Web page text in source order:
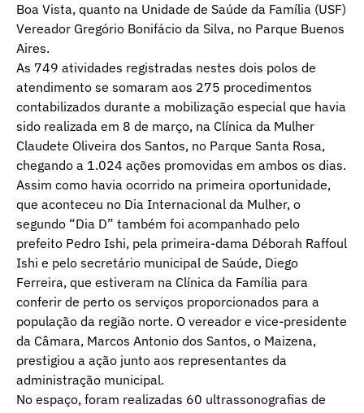
Boa Vista, quanto na Unidade de Saúde da Família (USF)
Vereador Gregório Bonifácio da Silva, no Parque Buenos
Aires.
As 749 atividades registradas nestes dois polos de
atendimento se somaram aos 275 procedimentos
contabilizados durante a mobilização especial que havia
sido realizada em 8 de março, na Clínica da Mulher
Claudete Oliveira dos Santos, no Parque Santa Rosa,
chegando a 1.024 ações promovidas em ambos os dias.
Assim como havia ocorrido na primeira oportunidade,
que aconteceu no Dia Internacional da Mulher, o
segundo “Dia D” também foi acompanhado pelo
prefeito Pedro Ishi, pela primeira-dama Déborah Raffoul
Ishi e pelo secretário municipal de Saúde, Diego
Ferreira, que estiveram na Clínica da Família para
conferir de perto os serviços proporcionados para a
população da região norte. O vereador e vice-presidente
da Câmara, Marcos Antonio dos Santos, o Maizena,
prestigiou a ação junto aos representantes da
administração municipal.
No espaço, foram realizadas 60 ultrassonografias de